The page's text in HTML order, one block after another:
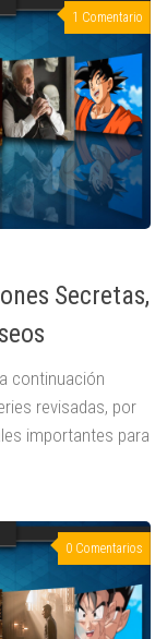
1 Comentario
Secretas,
continuación
revisadas, por
importantes para
0 Comentarios